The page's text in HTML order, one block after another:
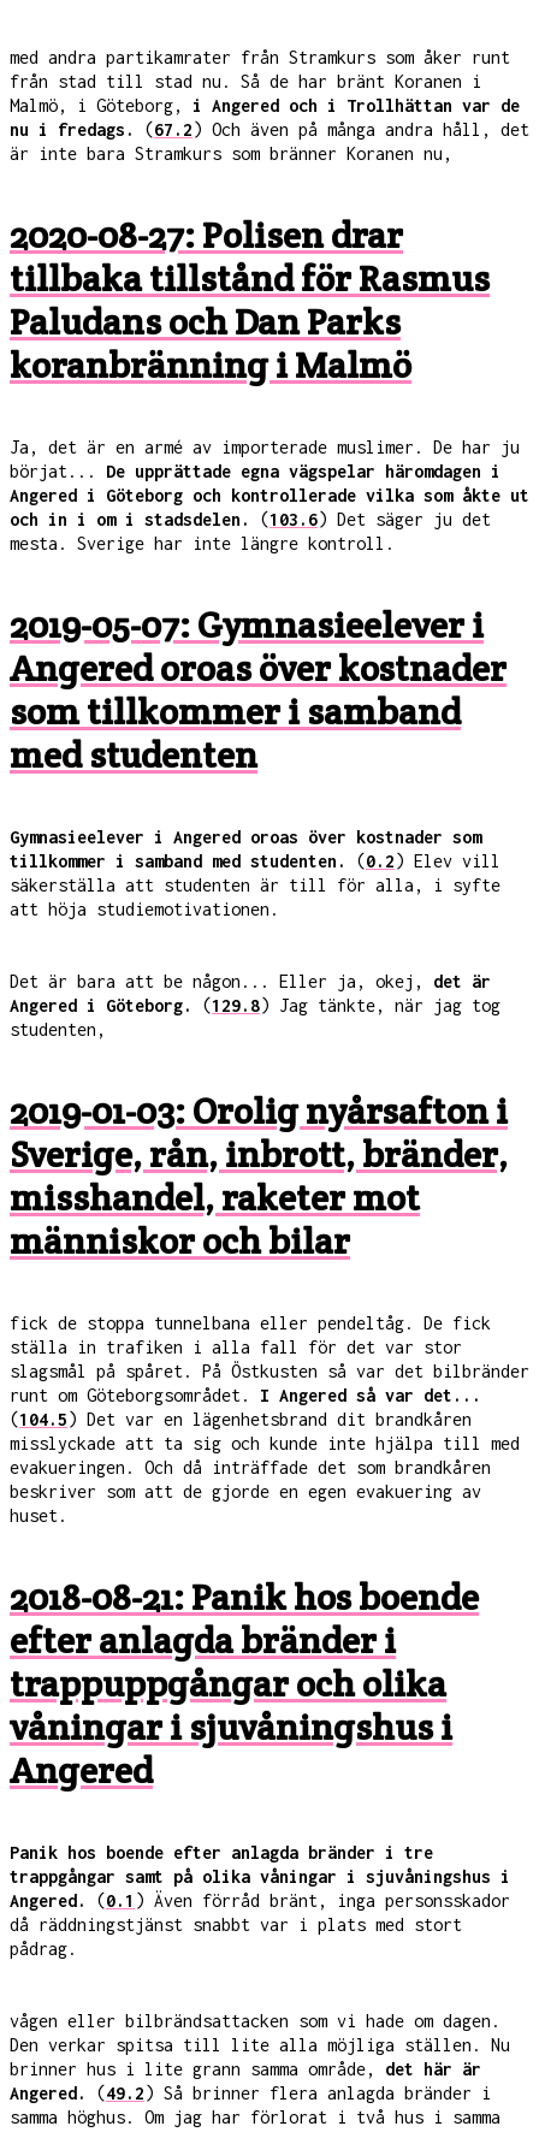
med andra partikamrater från Stramkurs som åker runt
från stad till stad nu. Så de har bränt Koranen i
Malmö, i Göteborg, i Angered och i Trollhättan var de
nu i fredags.
(67.2) Och även på många andra håll, det
är inte bara Stramkurs som bränner Koranen nu,
2020-08-27: Polisen drar
tillbaka tillstånd för Rasmus
Paludans och Dan Parks
koranbränning i Malmö
Ja, det är en armé av importerade muslimer. De har ju
börjat... De upprättade egna vägspelar häromdagen i
Angered i Göteborg och kontrollerade vilka som åkte ut
och in i om i stadsdelen.
(103.6) Det säger ju det
mesta. Sverige har inte längre kontroll.
2019-05-07: Gymnasieelever i
Angered oroas över kostnader
som tillkommer i samband
med studenten
Gymnasieelever i Angered oroas över kostnader som
tillkommer i samband med studenten.
(0.2) Elev vill
säkerställa att studenten är till för alla, i syfte
att höja studiemotivationen.
Det är bara att be någon... Eller ja, okej, det är
Angered i Göteborg.
(129.8) Jag tänkte, när jag tog
studenten,
2019-01-03: Orolig nyårsafton i
Sverige, rån, inbrott, bränder,
misshandel, raketer mot
människor och bilar
fick de stoppa tunnelbana eller pendeltåg. De fick
ställa in trafiken i alla fall för det var stor
slagsmål på spåret. På Östkusten så var det bilbränder
runt om Göteborgsområdet. I Angered så var det...
(104.5) Det var en lägenhetsbrand dit brandkåren
misslyckade att ta sig och kunde inte hjälpa till med
evakueringen. Och då inträffade det som brandkåren
beskriver som att de gjorde en egen evakuering av
huset.
2018-08-21: Panik hos boende
efter anlagda bränder i
trappuppgångar och olika
våningar i sjuvåningshus i
Angered
Panik hos boende efter anlagda bränder i tre
trappgångar samt på olika våningar i sjuvåningshus i
Angered.
(0.1 ) Även förråd bränt, inga personsskador
då räddningstjänst snabbt var i plats med stort
pådrag.
vågen eller bilbrändsattacken som vi hade om dagen.
Den verkar spitsa till lite alla möjliga ställen. Nu
brinner hus i lite grann samma område, det här är
Angered.
(49.2) Så brinner flera anlagda bränder i
samma höghus. Om jag har förlorat i två hus i samma